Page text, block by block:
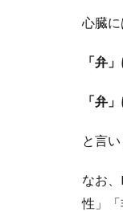
心臓
「弁
「弁
と言い
なお
性」